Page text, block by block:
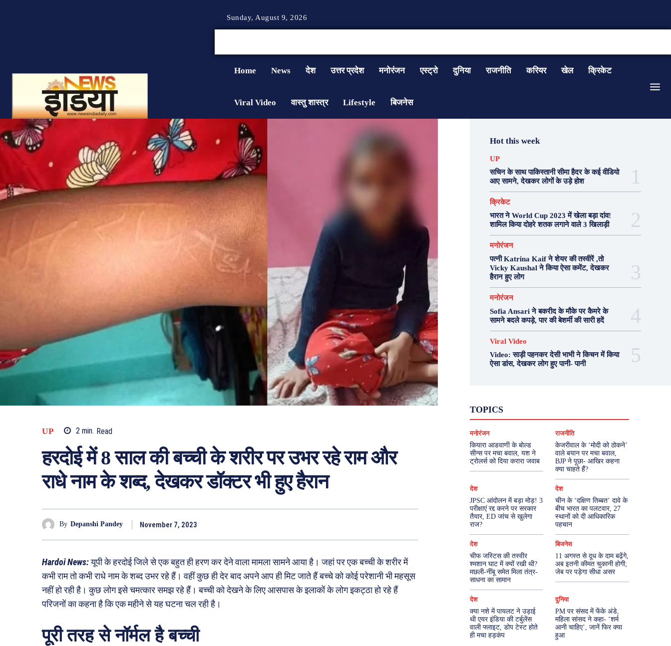
Sunday, August 9, 2026
Home News देश उत्तर प्रदेश मनोरंजन एस्ट्रो दुनिया राजनीति करियर खेल क्रिकेट
Viral Video वास्तु शास्त्र Lifestyle बिजनेस
UP 2 min. Read
हरदोई में 8 साल की बच्ची के शरीर पर उभर रहे राम और
राधे नाम के शब्द, देखकर डॉक्टर भी हुए हैरान
By Depanshi Pandey November 7, 2023
Hardoi News:यूपी के हरदोई जिले से एक बहुत ही हरण कर देने वाला मामला सामने आया है। जहां पर एक बच्ची के शरीर में
कभी राम तो कभी राधे नाम के शब्द उभर रहे हैं। वहीं कुछ ही देर बाद अपने आप ही मिट जाते हैं बच्चे को कोई परेशानी भी महसूस
नहीं हो रही है। कुछ लोग इसे चमत्कार समझ रहे हैं। बच्ची को देखने के लिए आसपास के इलाकों के लोग इकट्ठा हो रहे हैं
परिजनों का कहना है कि एक महीने से यह घटना चल रही है।
पूरी तरह से नॉर्मल है बच्ची
Hot this week
UP
सचिन के साथ पाकिस्तानी सीमा हैदर के कई वीडियो
आए सामने, देखकर लोगों के उड़े होश
क्रिकेट
भारत ने World Cup 2023 में खेला बड़ा दांव!
शामिल किया दोहरे शतक लगाने वाले 3 खिलाड़ी
मनोरंजन
पत्नी Katrina Kaif ने शेयर की तस्वीरें ,तो
Vicky Kaushal ने किया ऐसा कमेंट, देखकर
हैरान हुए लोग
मनोरंजन
Sofia Ansari ने बकरीद के मौके पर कैमरे के
सामने बदले कपड़े, पार की बेशर्मी की सारी हदें
Viral Video
Video: साड़ी पहनकर देसी भाभी ने किचन में किया
ऐसा डांस, देखकर लोग हुए पानी- पानी
TOPICS
दुनिया
मनोरंजन
राजनीति वास्तु शास्त्र
More
मनोरंजन
कियारा आडवाणी के बोल्ड
सीन्स पर मचा बवाल, यश ने
ट्रोलर्स को दिया करारा जवाब
राजनीति
केजरीवाल के ‘मोदी को ठोकने’
वाले बयान पर मचा बवाल,
BJP ने पूछा- आखिर कहना
क्या चाहते हैं?
देश
JPSC आंदोलन में बड़ा मोड़! 3
परीक्षाएं रद्द करने पर सरकार
तैयार, ED जांच से खुलेगा
राज?
देश
चीन के ‘दक्षिण तिब्बत’ दावे के
बीच भारत का पलटवार, 27
स्थानों को दी आधिकारिक
पहचान
देश
चीफ जस्टिस की तस्वीर
श्मशान घाट में क्यों रखी थी?
मछली-नींबू समेत मिला तंत्र-
साधना का सामान
बिजनेस
11 अगस्त से दूध के दाम बढ़ेंगे,
अब इतनी कीमत चुकानी होगी;
जेब पर पड़ेगा सीधा असर
देश
क्या नशे में पायलट ने उड़ाई
थी एयर इंडिया की टर्बुलेंस
वाली फ्लाइट, डोप टेस्ट होते
ही मचा हड़कंप
दुनिया
PM पर संसद में फेंके अंडे,
महिला सांसद ने कहा- ‘शर्म
आनी चाहिए’, जानें फिर क्या
हुआ